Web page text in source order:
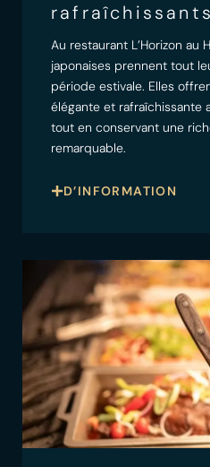
Au restaurant L’Horizon au
japonaises prennent tout
période estivale. Elles
élégante et rafraîchissante
tout en conservant une
remarquable.
D’INFORMATION